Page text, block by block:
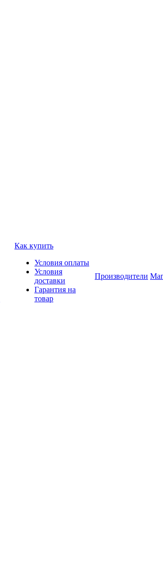
Как купить
Условия оплаты
Условия
доставки
Гарантия на
товар
Производители